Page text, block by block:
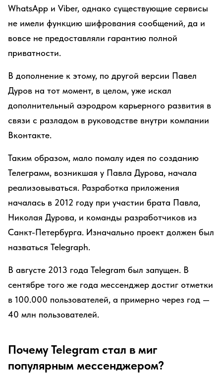
WhatsApp и Viber, однако существующие сервисы
не имели функцию шифрования сообщений, да и
вовсе не предоставляли гарантию полной
приватности.
В дополнение к этому, по другой версии Павел
Дуров на тот момент, в целом, уже искал
дополнительный аэродром карьерного развития в
связи с разладом в руководстве внутри компании
Вконтакте.
Таким образом, мало помалу идея по созданию
Телеграмм, возникшая у Павла Дурова, начала
реализовываться. Разработка приложения
началась в 2012 году при участии брата Павла,
Николая Дурова, и команды разработчиков из
Санкт-Петербурга. Изначально проект должен был
назваться Telegraph.
В августе 2013 года Telegram был запущен. В
сентябре того же года мессенджер достиг отметки
в 100.000 пользователей, а примерно через год —
40 млн пользователей.
Почему Telegram стал в миг
популярным мессенджером?